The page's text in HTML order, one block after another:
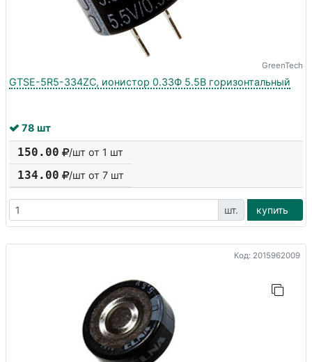
GreenTech
GTSE-5R5-334ZC, ионистор 0.33Ф 5.5В горизонтальный
78 шт
150.00 /шт от 1 шт
134.00 /шт от 7 шт
шт. купить
Код: 2015962009